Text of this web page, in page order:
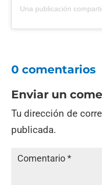
0 comentarios
Enviar un
Tu dirección de
publicada.